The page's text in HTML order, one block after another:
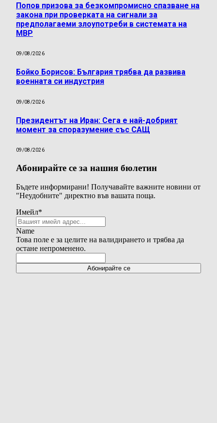
Попов призова за безкомпромисно спазване на
закона при проверката на сигнали за
предполагаеми злоупотреби в системата на
МВР
09/08/2026
Бойко Борисов: България трябва да развива
военната си индустрия
09/08/2026
Президентът на Иран: Сега е най-добрият
момент за споразумение със САЩ
09/08/2026
Абонирайте се за нашия бюлетин
Бъдете информирани! Получавайте важните новини от
"Неудобните" директно във вашата поща.
Имейл*
Name
Това поле е за целите на валидирането и трябва да
остане непроменено.